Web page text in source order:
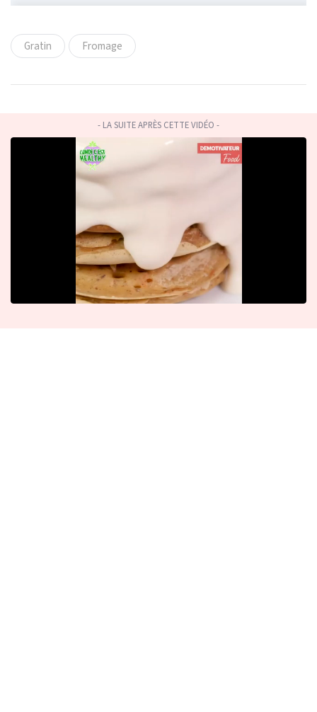
Gratin Fromage
- LA SUITE APRÈS CETTE VIDÉO -